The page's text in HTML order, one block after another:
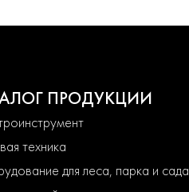
ПРОДУКЦИИ
техника
для леса, парка и сада